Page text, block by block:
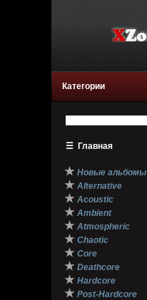
Категории
☰ Главная
★ Новые альбомы
★ Alternative
★ Acoustic
★ Ambient
★ Atmospheric
★ Chaotic
★ Core
★ Deathcore
★ Hardcore
★ Post-Hardcore